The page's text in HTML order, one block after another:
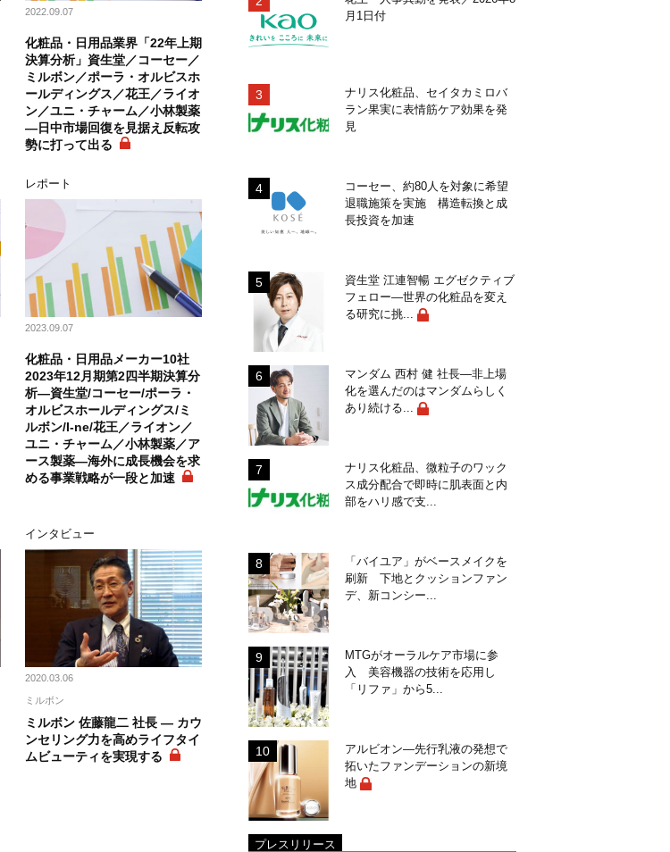
2022.09.07
化粧品・日用品業界「22年上期
決算分析」資生堂／コーセー／
ミルボン／ポーラ・オルビスホ
ールディングス／花王／ライオ
ン／ユニ・チャーム／小林製薬
―日中市場回復を見据え反転攻
勢に打って出る
レポート
2023.09.07
化粧品・日用品メーカー10社
2023年12月期第2四半期決算分
析―資生堂/コーセー/ポーラ・
オルビスホールディングス/ミ
ルボン/I-ne/花王／ライオン／
ユニ・チャーム／小林製薬／ア
ース製薬―海外に成長機会を求
める事業戦略が一段と加速
インタビュー
2020.03.06
ミルボン
ミルボン 佐藤龍二 社長 ― カウ
ンセリング力を高めライフタイ
ムビューティを実現する
月1日付
ナリス化粧品、セイタカミロバ
ラン果実に表情筋ケア効果を発
見
コーセー、約80人を対象に希望
退職施策を実施 構造転換と成
長投資を加速
資生堂 江連智暢 エグゼクティブ
フェロー―世界の化粧品を変え
る研究に挑...
マンダム 西村 健 社長―非上場
化を選んだのはマンダムらしく
あり続ける...
ナリス化粧品、微粒子のワック
ス成分配合で即時に肌表面と内
部をハリ感で支...
「バイユア」がベースメイクを
刷新 下地とクッションファン
デ、新コンシー...
MTGがオーラルケア市場に参
入 美容機器の技術を応用し
「リファ」から5...
アルビオン―先行乳液の発想で
拓いたファンデーションの新境
地
プレスリリース